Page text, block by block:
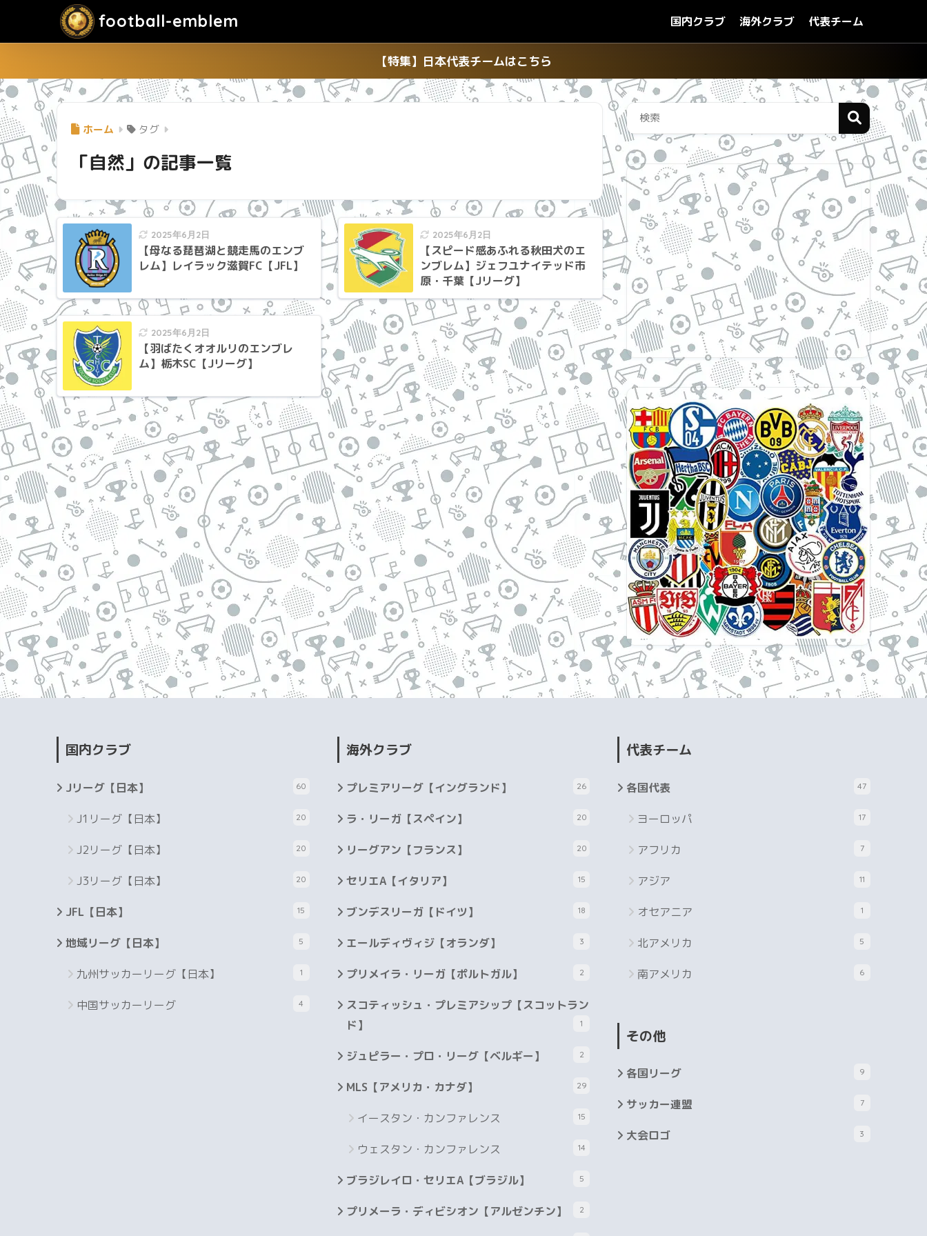
football-emblem 国内クラブ 海外クラブ 代表チーム
【特集】日本代表チームはこちら
ホーム タグ
「自然」の記事一覧
2025年6月2日
【母なる琵琶湖と競走馬のエンブ
レム】レイラック滋賀FC【JFL】
2025年6月2日
【スピード感あふれる秋田犬のエ
ンブレム】ジェフユナイテッド市
原・千葉【Jリーグ】
2025年6月2日
【羽ばたくオオルリのエンブレ
ム】栃木SC【Jリーグ】
国内クラブ
Jリーグ【日本】 60
J1リーグ【日本】 20
J2リーグ【日本】 20
J3リーグ【日本】 20
JFL【日本】 15
地域リーグ【日本】 5
九州サッカーリーグ【日本】 1
中国サッカーリーグ 4
海外クラブ
プレミアリーグ【イングランド】 26
ラ・リーガ【スペイン】 20
リーグアン【フランス】 20
セリエA【イタリア】 15
ブンデスリーガ【ドイツ】 18
エールディヴィジ【オランダ】 3
プリメイラ・リーガ【ポルトガル】 2
スコティッシュ・プレミアシップ【スコットラン
ド】
1
ジュピラー・プロ・リーグ【ベルギー】 2
MLS【アメリカ・カナダ】 29
イースタン・カンファレンス 15
ウェスタン・カンファレンス 14
ブラジレイロ・セリエA【ブラジル】 5
プリメーラ・ディビシオン【アルゼンチン】 2
代表チーム
各国代表 47
ヨーロッパ 17
アフリカ 7
アジア 11
オセアニア 1
北アメリカ 5
南アメリカ 6
その他
各国リーグ 9
サッカー連盟 7
大会ロゴ 3